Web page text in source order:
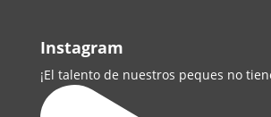
Instagram
¡El talento de nuestros peques no